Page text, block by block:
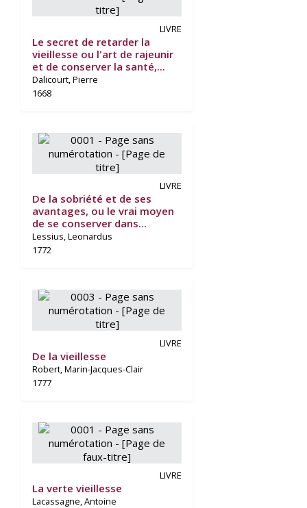
LIVRE
Le secret de retarder la
vieillesse ou l'art de rajeunir
et de conserver la santé,...
Dalicourt, Pierre
1668
LIVRE
De la sobriété et de ses
avantages, ou le vrai moyen
de se conserver dans...
Lessius, Leonardus
1772
LIVRE
De la vieillesse
Robert, Marin-Jacques-Clair
1777
LIVRE
La verte vieillesse
Lacassagne, Antoine